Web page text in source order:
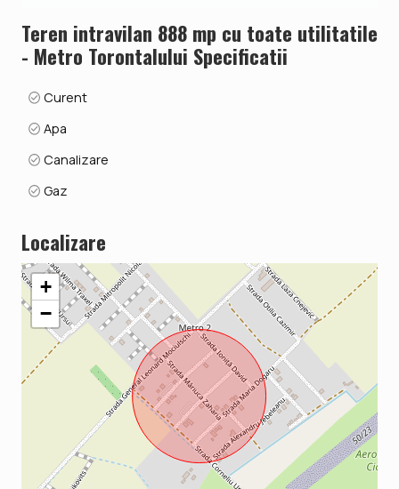
Teren intravilan 888 mp cu toate utilitatile
- Metro Torontalului Specificatii
Curent
Apa
Canalizare
Gaz
Localizare
+
−